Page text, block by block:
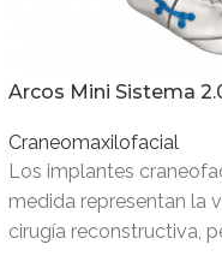
Arcos Mini Sistema
Craneomaxilofacial
Los implantes
medida representan la
cirugía reconstructiva,